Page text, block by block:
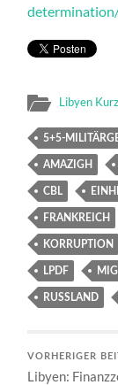
Libyen
5+5-
AMAZIGH
CBL
FRANKREICH
KORRUPTION
LPDF
RUSSLAND
VORHERIGER
Libyen: